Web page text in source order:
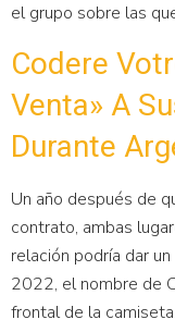
el grupo sobre las
Codere
Venta» A
Durante
Un año después de
contrato, ambas
relación podría dar
2022, el nombre de
frontal de la